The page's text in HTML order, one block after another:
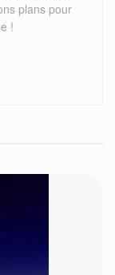
plans pour
!